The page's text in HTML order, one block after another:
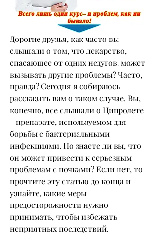
Дорогие друзья, как часто вы
слышали о том, что лекарство,
спасающее от одних недугов, может
вызывать другие проблемы? Часто,
правда? Сегодня я собираюсь
рассказать вам о таком случае. Вы,
конечно, все слышали о Ципролете
- препарате, используемом для
борьбы с бактериальными
инфекциями. Но знаете ли вы, что
он может привести к серьезным
проблемам с почками? Если нет, то
прочтите эту статью до конца и
узнайте, какие меры
предосторожности нужно
принимать, чтобы избежать
неприятных последствий.